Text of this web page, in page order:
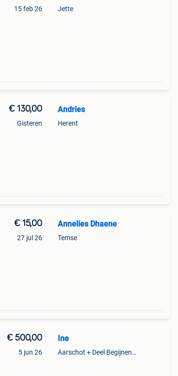
15 feb 26 Jette
€ 130,00
Gisteren
Andries
Herent
€ 15,00
27 jul 26
Annelies Dhaene
Temse
€ 500,00
5 jun 26
Ine
Aarschot + Deel Begijnendijk